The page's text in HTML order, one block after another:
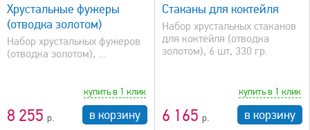
Хрустальные фужеры
(отводка золотом)
Набор хрустальных фужеров
(отводка золотом), ...
8 255
купить в 1 клик
в корзину
Стаканы для коктейля
Набор хрустальных стаканов
для коктейля (отводка
золотом), 6 шт, 330 гр.
6 165
купить в 1 клик
в корзину